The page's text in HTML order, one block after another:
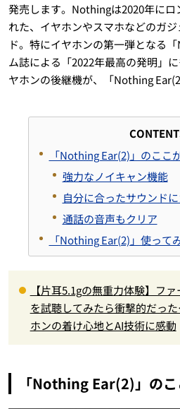
発売します。Nothingは2020年にロ
れた、イヤホンやスマホなどのガ
ド。特にイヤホンの第一弾となる
ム誌による「2022年最高の発明」
ヤホンの後継機が、「Nothing
「Nothing Ear(2)」のここ
強力なノイキャン機能
自分に合ったサウンド
通話の音声もクリア
「Nothing Ear(2)」使って
【片耳5.1gの無重力体験】フ
を試聴してみたら衝撃的だっ
ホンの着け心地とAI技術に感動
「Nothing Ear(2)」のこ